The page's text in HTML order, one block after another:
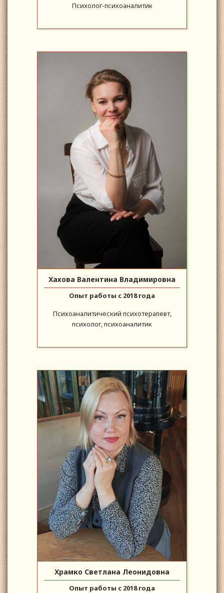
Психолог-психоаналитик
Хахова Валентина Владимировна
Опыт работы с 2018 года
Психоаналитический психотерапевт,
психолог, психоаналитик
Храмко Светлана Леонидовна
Опыт работы с 2018 года